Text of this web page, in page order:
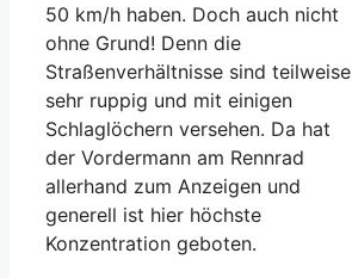
50 km/h haben. Doch auch nicht
ohne Grund! Denn die
Straßenverhältnisse sind teilweise
sehr ruppig und mit einigen
Schlaglöchern versehen. Da hat
der Vordermann am Rennrad
allerhand zum Anzeigen und
generell ist hier höchste
Konzentration geboten.